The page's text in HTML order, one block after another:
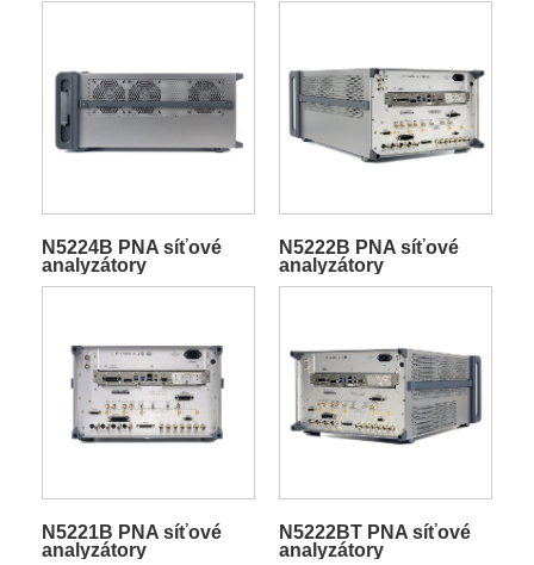
N5224B PNA síťové
analyzátory
N5222B PNA síťové
analyzátory
N5221B PNA síťové
analyzátory
N5222BT PNA síťové
analyzátory